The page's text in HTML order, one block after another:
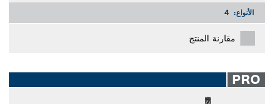
الأنواع: 4
مقارنة المنتج
PRO